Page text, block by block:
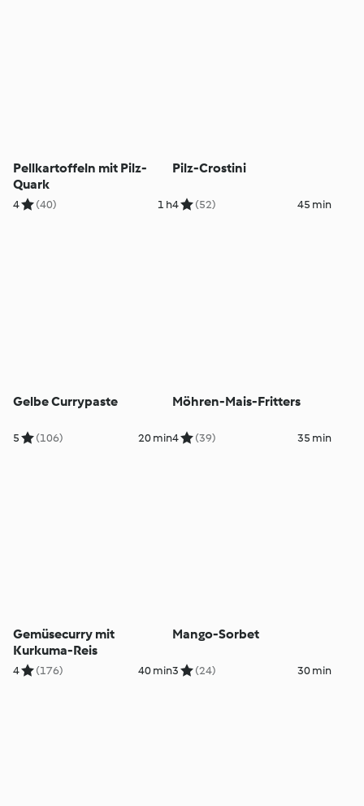
Pellkartoffeln mit Pilz-
Quark
4 (40) 1 h
Pilz-Crostini
4 (52) 45 min
Gelbe Currypaste
5 (106) 20 min
Möhren-Mais-Fritters
4 (39) 35 min
Gemüsecurry mit
Kurkuma-Reis
4 (176) 40 min
Mango-Sorbet
3 (24) 30 min